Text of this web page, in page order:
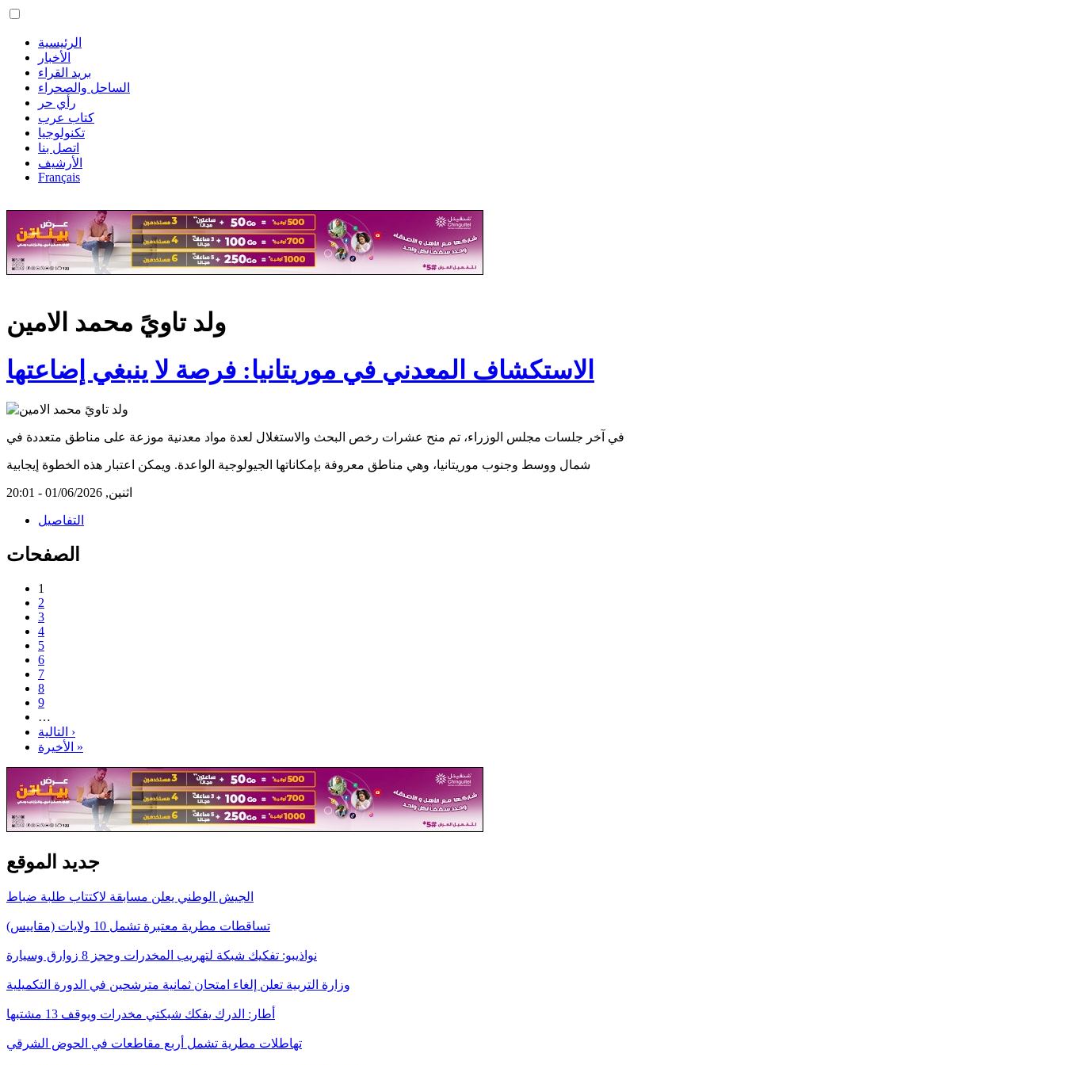
الرئيسية
الأخبار
بريد القراء
الساحل والصحراء
رأي حر
كتاب عرب
تكنولوجيا
اتصل بنا
الأرشيف
Français
ولد تاويً محمد الامين
الاستكشاف المعدني في موريتانيا: فرصة لا ينبغي إضاعتها
في آخر جلسات مجلس الوزراء، تم منح عشرات رخص البحث والاستغلال لعدة مواد معدنية موزعة على مناطق متعددة في
شمال ووسط وجنوب موريتانيا، وهي مناطق معروفة بإمكاناتها الجيولوجية الواعدة. ويمكن اعتبار هذه الخطوة إيجابية
اثنين, 01/06/2026 - 20:01
التفاصيل
الصفحات
1
2
3
4
5
6
7
8
9
…
التالية ›
الأخيرة »
جديد الموقع
الجيش الوطني يعلن مسابقة لاكتتاب طلبة ضباط
تساقطات مطرية معتبرة تشمل 10 ولايات (مقاييس)
نواذيبو: تفكيك شبكة لتهريب المخدرات وحجز 8 زوارق وسيارة
وزارة التربية تعلن إلغاء امتحان ثمانية مترشحين في الدورة التكميلية
أطار: الدرك يفكك شبكتي مخدرات ويوقف 13 مشتبها
تهاطلات مطرية تشمل أربع مقاطعات في الحوض الشرقي